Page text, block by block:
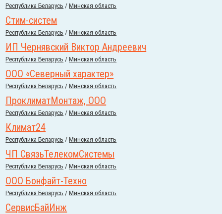
Республика Беларусь /Минская область
Стим-систем
Республика Беларусь /Минская область
ИП Чернявский Виктор Андреевич
Республика Беларусь /Минская область
ООО «Северный характер»
Республика Беларусь /Минская область
ПроклиматМонтаж, ООО
Республика Беларусь /Минская область
Климат24
Республика Беларусь /Минская область
ЧП СвязьТелекомСистемы
Республика Беларусь /Минская область
ООО Бонфайт-Техно
Республика Беларусь /Минская область
СервисБайИнж